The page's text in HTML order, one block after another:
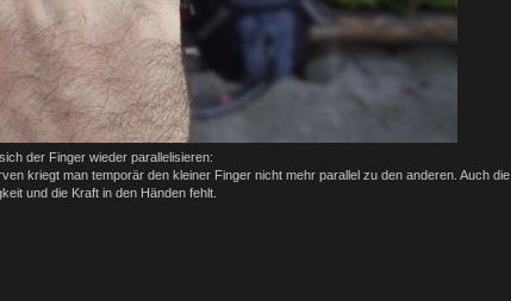
der Finger wieder parallelisieren:
kriegt man temporär den kleiner Finger nicht mehr parallel zu den anderen. Auch die
und die Kraft in den Händen fehlt.